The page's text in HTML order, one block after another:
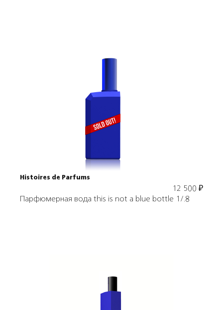
Подробнее
В корзину
Histoires de Parfums
12 500 ₽
Парфюмерная вода this is not a blue bottle 1/.8